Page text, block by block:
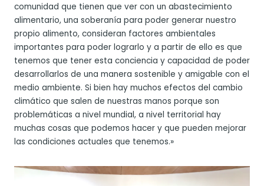
comunidad que tienen que ver con un abastecimiento
alimentario, una soberanía para poder generar nuestro
propio alimento, consideran factores ambientales
importantes para poder lograrlo y a partir de ello es que
tenemos que tener esta conciencia y capacidad de poder
desarrollarlos de una manera sostenible y amigable con el
medio ambiente. Si bien hay muchos efectos del cambio
climático que salen de nuestras manos porque son
problemáticas a nivel mundial, a nivel territorial hay
muchas cosas que podemos hacer y que pueden mejorar
las condiciones actuales que tenemos.»